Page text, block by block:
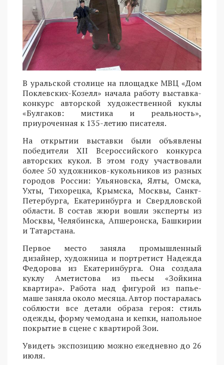
В уральской столице на площадке МВЦ «Дом
Поклевских-Козелл» начала работу выставка-
конкурс авторской художественной куклы
«Булгаков: мистика и реальность»,
приуроченная к 135-летию писателя.
На открытии выставки были объявлены
победители XII Всероссийского конкурса
авторских кукол. В этом году участвовали
более 50 художников-кукольников из разных
городов России: Ульяновска, Ялты, Омска,
Ухты, Тихорецка, Крымска, Москвы, Санкт-
Петербурга, Екатеринбурга и Свердловской
области. В состав жюри вошли эксперты из
Москвы, Челябинска, Апшеронска, Башкирии
и Татарстана.
Первое место заняла промышленный
дизайнер, художница и портретист Надежда
Федорова из Екатеринбурга. Она создала
куклу Аметистова из пьесы «Зойкина
квартира». Работа над фигурой из папье-
маше заняла около месяца. Автор постаралась
соблюсти все детали образа героя: стиль
одежды, форму чемодана и кепки, напольное
покрытие в сцене с квартирой Зои.
Увидеть экспозицию можно ежедневно до 26
июля.